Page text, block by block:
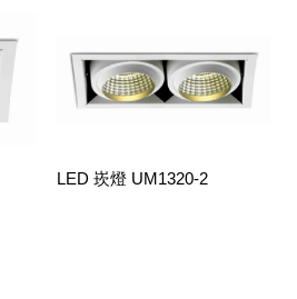
LED 崁燈 UM1320-2